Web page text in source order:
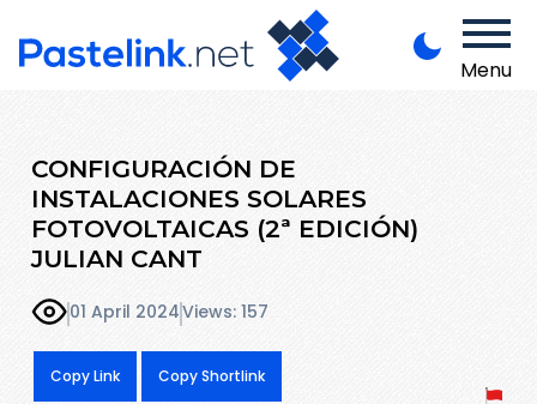
Menu
CONFIGURACIÓN DE
INSTALACIONES SOLARES
FOTOVOLTAICAS (2ª EDICIÓN)
JULIAN CANT
01 April 2024Views: 157
Copy Link Copy Shortlink